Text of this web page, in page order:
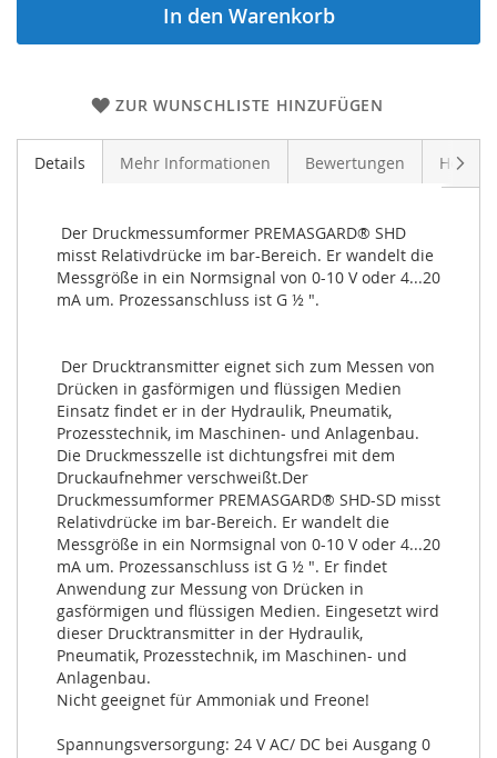
In den Warenkorb
ZUR WUNSCHLISTE HINZUFÜGEN
Details Mehr Informationen Bewertungen
misst Relativdrücke im bar-Bereich. Er wandelt die
Messgröße in ein Normsignal von 0-10 V oder 4...20
mA um. Prozessanschluss ist G ½ ".
Drücken in gasförmigen und flüssigen Medien
Einsatz findet er in der Hydraulik, Pneumatik,
Prozesstechnik, im Maschinen- und Anlagenbau.
Die Druckmesszelle ist dichtungsfrei mit dem
Druckaufnehmer verschweißt.Der
Druckmessumformer PREMASGARD® SHD-SD misst
Relativdrücke im bar-Bereich. Er wandelt die
Messgröße in ein Normsignal von 0-10 V oder 4...20
mA um. Prozessanschluss ist G ½ ". Er findet
Anwendung zur Messung von Drücken in
gasförmigen und flüssigen Medien. Eingesetzt wird
dieser Drucktransmitter in der Hydraulik,
Pneumatik, Prozesstechnik, im Maschinen- und
Anlagenbau.
Nicht geeignet für Ammoniak und Freone!
Spannungsversorgung: 24 V AC/ DC bei Ausgang 0